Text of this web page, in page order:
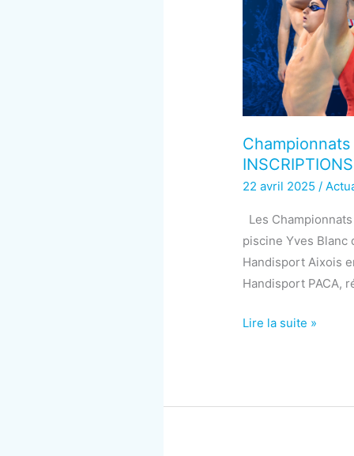
22 avril 2025/
Les
piscine Yves Blanc
Handisport Aixois
Handisport PACA,
Championnats
–
Lire la suite »